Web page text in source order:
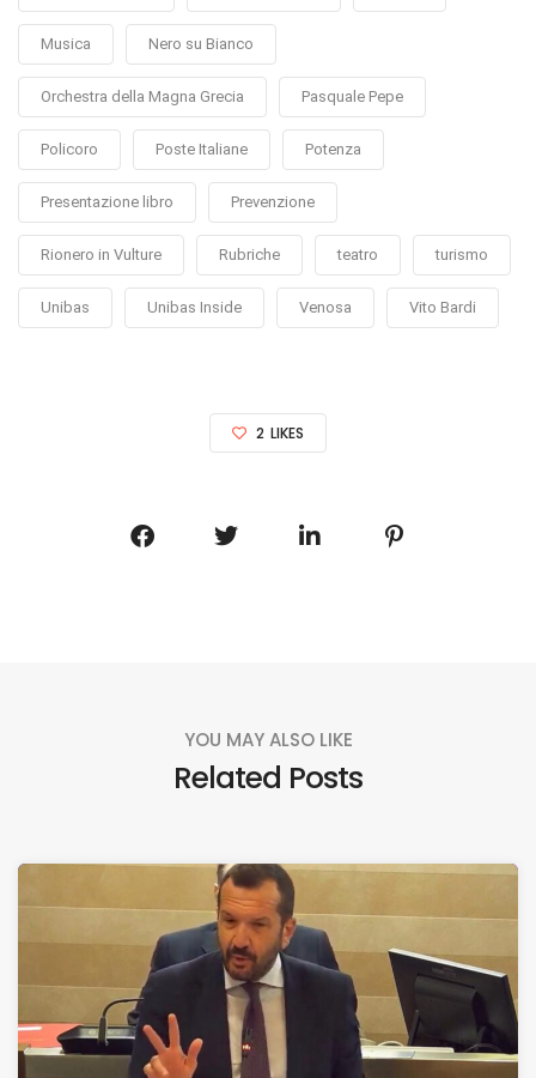
Musica Nero su Bianco
Orchestra della Magna Grecia Pasquale Pepe
Policoro Poste Italiane Potenza
Presentazione libro Prevenzione
Rionero in Vulture Rubriche teatro turismo
Unibas Unibas Inside Venosa Vito Bardi
2 LIKES
YOU MAY ALSO LIKE
Related Posts